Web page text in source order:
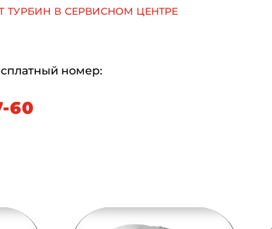
в сервисном центре
номер:
60